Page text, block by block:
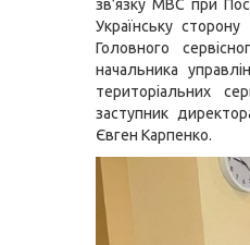
зв’язку МВС при
Українську
Головного
начальника
територіальних
заступник
Євген Карпенко.